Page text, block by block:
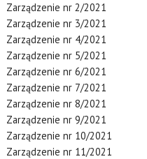
Zarządzenie nr 2/2021
Zarządzenie nr 3/2021
Zarządzenie nr 4/2021
Zarządzenie nr 5/2021
Zarządzenie nr 6/2021
Zarządzenie nr 7/2021
Zarządzenie nr 8/2021
Zarządzenie nr 9/2021
Zarządzenie nr 10/2021
Zarządzenie nr 11/2021